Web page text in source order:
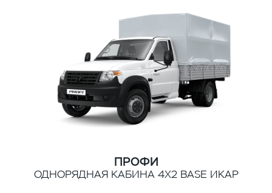
ПРОФИ
ОДНОРЯДНАЯ КАБИНА 4Х2 BASE ИКАР